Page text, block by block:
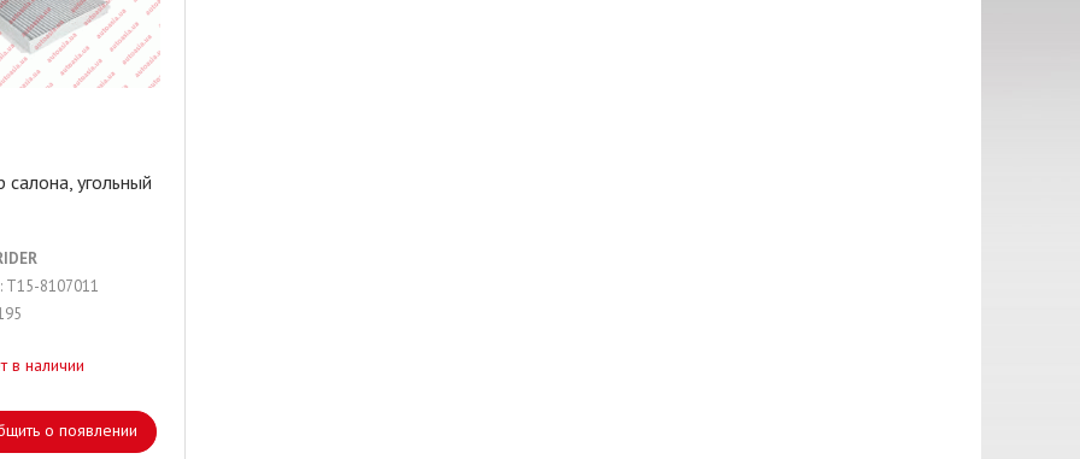
салона, угольный
T15-8107011
в наличии
о появлении